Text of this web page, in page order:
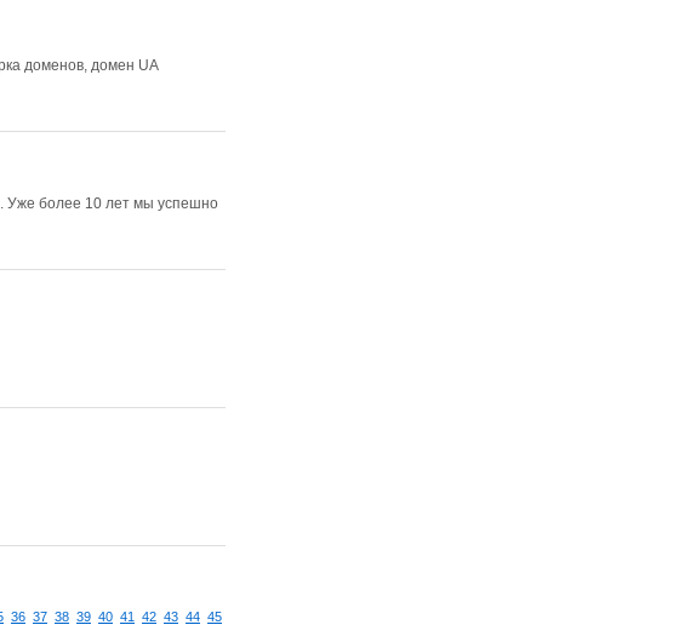
доменов, домен UA
Уже более 10 лет мы успешно
36 37 38 39 40 41 42 43 44 45